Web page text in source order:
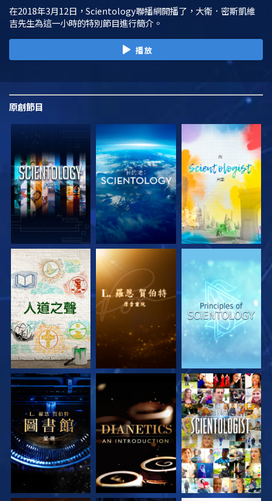
在2018年3月12日，Scientology聯播網開播了，大衛．密斯凱維
吉先生為這一小時的特別節目進行簡介。
播放
原創節目
探索系列節目 探索系列節目 探索系列節目
探索系列節目 探索系列節目 觀看